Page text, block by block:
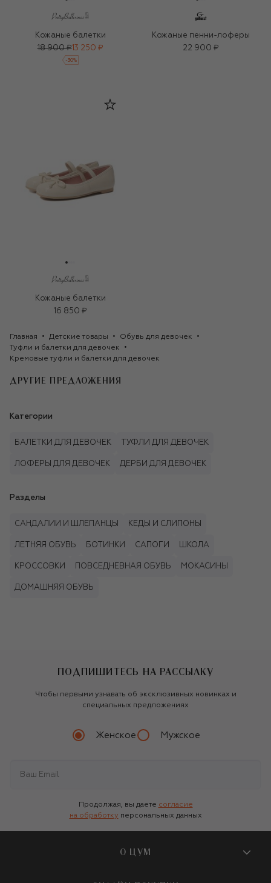
Кожаные балетки
18 900 ₽13 250 ₽
-30%
Кожаные пенни-лоферы
22 900 ₽
Кожаные балетки
16 850 ₽
Главная Детские товары
Обувь для девочек
Туфли и балетки для девочек
Кремовые туфли и балетки для девочек
ДРУГИЕ ПРЕДЛОЖЕНИЯ
Категории
БАЛЕТКИ ДЛЯ ДЕВОЧЕК ТУФЛИ ДЛЯ ДЕВОЧЕК
ЛОФЕРЫ ДЛЯ ДЕВОЧЕК ДЕРБИ ДЛЯ ДЕВОЧЕК
Разделы
САНДАЛИИ И ШЛЕПАНЦЫ КЕДЫ И СЛИПОНЫ
ЛЕТНЯЯ ОБУВЬ БОТИНКИ САПОГИ ШКОЛА
КРОССОВКИ ПОВСЕДНЕВНАЯ ОБУВЬ МОКАСИНЫ
ДОМАШНЯЯ ОБУВЬ
ПОДПИШИТЕСЬ НА РАССЫЛКУ
Чтобы первыми узнавать об эксклюзивных новинках и
специальных предложениях
Женское Мужское
Продолжая, вы даете согласие
на обработку персональных данных
О ЦУМ
О магазине